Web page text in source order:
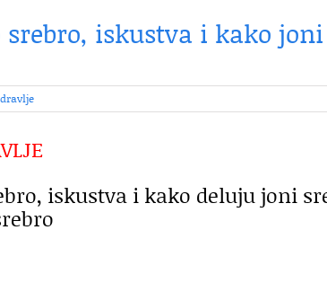
srebro, iskustva i kako
iskustva i kako deluju joni